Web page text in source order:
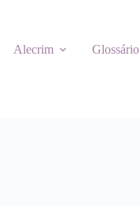
Alecrim Glossário